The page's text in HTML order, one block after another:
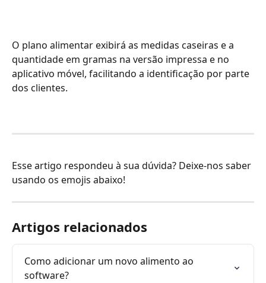
O plano alimentar exibirá as medidas caseiras e a
quantidade em gramas na versão impressa e no
aplicativo móvel, facilitando a identificação por parte
dos clientes.
Esse artigo respondeu à sua dúvida? Deixe-nos saber
usando os emojis abaixo!
Artigos relacionados
Como adicionar um novo alimento ao
software?